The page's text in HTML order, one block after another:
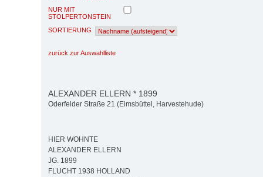
NUR MIT
STOLPERTONSTEIN
SORTIERUNG
zurück zur Auswahlliste
ALEXANDER ELLERN * 1899
Oderfelder Straße 21 (Eimsbüttel, Harvestehude)
HIER WOHNTE
ALEXANDER ELLERN
JG. 1899
FLUCHT 1938 HOLLAND